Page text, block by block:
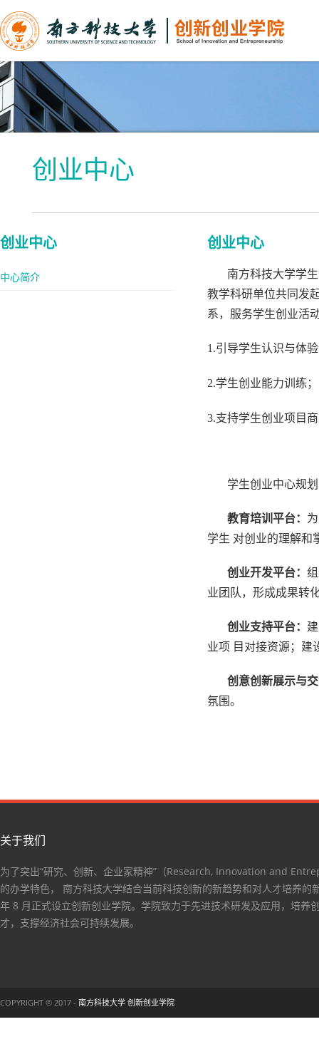
创业中心
创业中心
中心简介
创业中心
南方科技大学学生
教学科研单位共同发
系，服务学生创业活
1.引导学生认识与体
2.学生创业能力训练；
3.支持学生创业项目
学生创业中心规划
教育培训平台：
学生 对创业的理解和
创业开发平台：
业团队，形成成果转
创业支持平台：
业项 目对接资源；建
创意创新展示与
氛围。
关于我们
为了突出“研究、创新、企业家精神”（Research, Innovation and
的办学特色， 南方科技大学结合当前科技创新的新趋势和对人才培养的
年 8 月正式设立创新创业学院。学院致力于先进技术研发及应用，培养
才，支撑经济社会可持续发展。
COPYRIGHT © 2017 - 南方科技大学 创新创业学院